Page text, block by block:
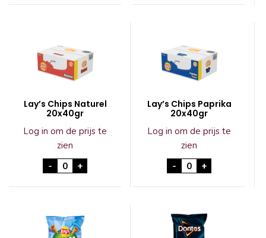
Lay’s Chips Naturel
20x40gr
Log in om de prijs te
zien
- Lay's Chips Naturel 20x40gr aantal
+
Lay’s Chips Paprika
20x40gr
Log in om de prijs te
zien
- Lay's Chips
+